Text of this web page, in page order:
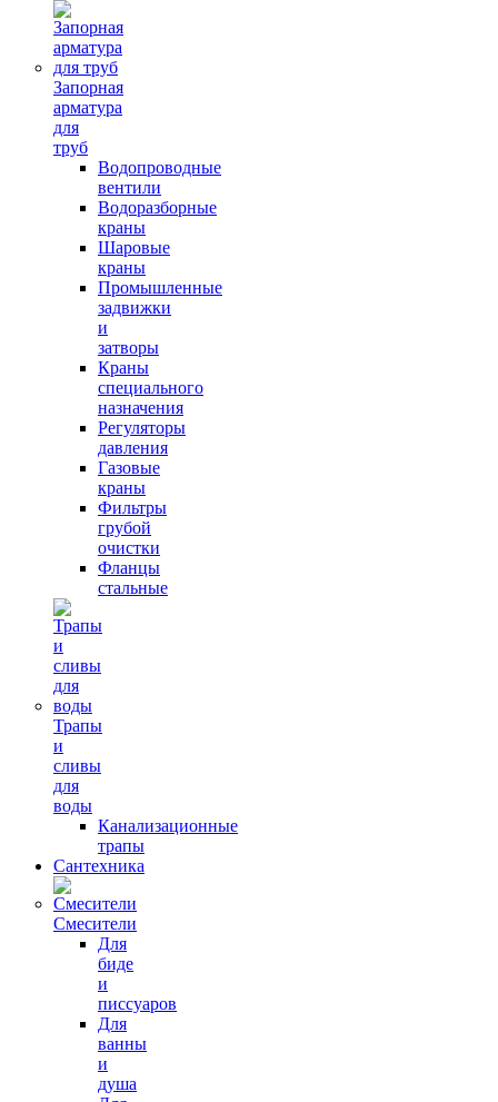
Запорная
арматура
для
труб
Водопроводные
вентили
Водоразборные
краны
Шаровые
краны
Промышленные
задвижки
и
затворы
Краны
специального
назначения
Регуляторы
давления
Газовые
краны
Фильтры
грубой
очистки
Фланцы
стальные
Трапы
и
сливы
для
воды
Канализационные
трапы
Сантехника
Смесители
Для
биде
и
писсуаров
Для
ванны
и
душа